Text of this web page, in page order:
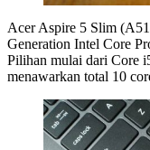
Acer Aspire 5 Slim
Generation Intel Core
Pilihan mulai dari Core
menawarkan total 10